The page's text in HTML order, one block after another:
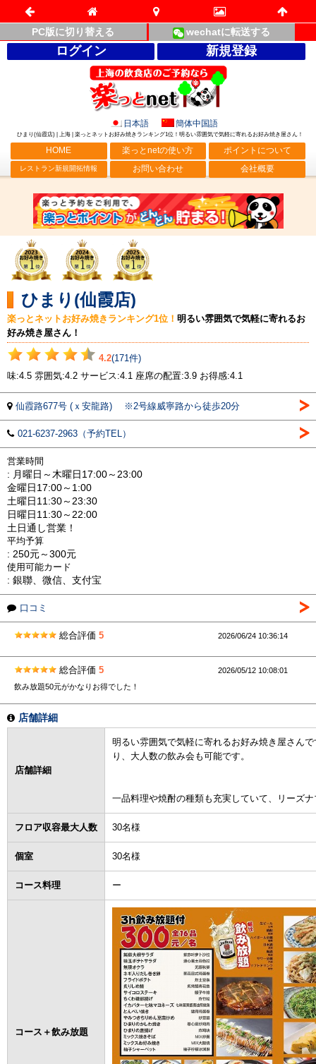
PC版に切り替える wechatに転送する
ログイン 新規登録
日本語 簡体中国語
ひまり(仙霞店) | 上海 | 楽っとネットお好み焼きランキング1位！明るい雰囲気で気軽に寄れるお好み焼き屋さん！
HOME 楽っとnetの使い方 ポイントについて
レストラン新規開拓情報 お問い合わせ 会社概要
ひまり(仙霞店)
楽っとネットお好み焼きランキング1位！ 明るい雰囲気で気軽に寄れるお
好み焼き屋さん！
4.2(171件)
味:4.5 雰囲気:4.2 サービス:4.1 座席の配置:3.9 お得感:4.1
仙霞路677号 (ｘ安龍路) ※2号線威寧路から徒歩20分
021-6237-2963（予約TEL）
営業時間
: 月曜日～木曜日17:00～23:00
金曜日17:00～1:00
土曜日11:30～23:30
日曜日11:30～22:00
土日通し営業！
平均予算
: 250元～300元
使用可能カード
: 銀聯、微信、支付宝
口コミ
総合評価 5 2026/06/24 10:36:14
総合評価 5
2026/05/12 10:08:01
飲み放題50元がかなりお得でした！
店舗詳細
店舗詳細
明るい雰囲気で気軽に寄れるお好み焼き屋さん
り、大人数の飲み会も可能です。
一品料理や焼酎の種類も充実していて、リーズ
フロア収容最大人数 30名様
個室 30名様
コース料理 ー
コース＋飲み放題